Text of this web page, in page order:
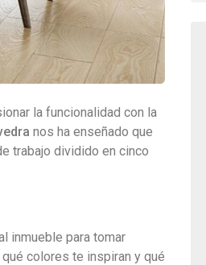
la funcionalidad con la
nos ha enseñado que
trabajo dividido en cinco
inmueble para tomar
colores te inspiran y qué